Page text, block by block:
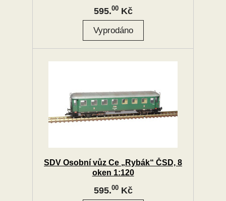
595.00Kč
SDV Osobní vůz Ce „Rybák“ ČSD, 8
oken 1:120
595.00Kč